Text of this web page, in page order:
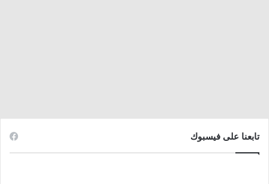
تابعنا على فيسبوك